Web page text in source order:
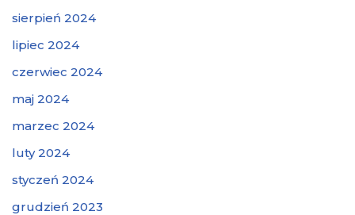
sierpień 2024
lipiec 2024
czerwiec 2024
maj 2024
marzec 2024
luty 2024
styczeń 2024
grudzień 2023